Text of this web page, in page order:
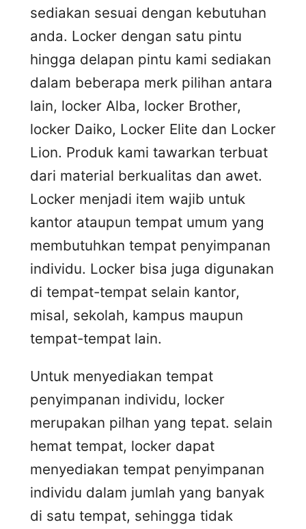
sediakan sesuai dengan kebutuhan
anda. Locker dengan satu pintu
hingga delapan pintu kami sediakan
dalam beberapa merk pilihan antara
lain, locker Alba, locker Brother,
locker Daiko, Locker Elite dan Locker
Lion. Produk kami tawarkan terbuat
dari material berkualitas dan awet.
Locker menjadi item wajib untuk
kantor ataupun tempat umum yang
membutuhkan tempat penyimpanan
individu. Locker bisa juga digunakan
di tempat-tempat selain kantor,
misal, sekolah, kampus maupun
tempat-tempat lain.
Untuk menyediakan tempat
penyimpanan individu, locker
merupakan pilhan yang tepat. selain
hemat tempat, locker dapat
menyediakan tempat penyimpanan
individu dalam jumlah yang banyak
di satu tempat, sehingga tidak